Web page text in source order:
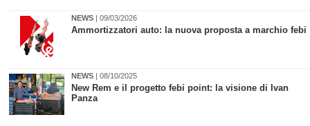
NEWS | 09/03/2026
Ammortizzatori auto: la nuova proposta a marchio febi
NEWS | 08/10/2025
​New Rem e il progetto febi point: la visione di Ivan
Panza